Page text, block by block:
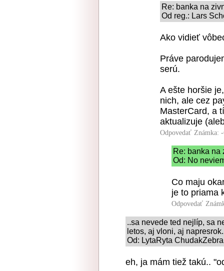
Re: banka na
Od reg.: Lars
Ako vidieť
Práve
serú.
A ešte horšie
nich, ale cez
MasterCard, a
aktualizuje
Odpovedať Známka:
Re: banka na
Od: No
Co maju
je to priama
Odpovedať
..sa nevede ted nejlíp, sa
letos, aj vloni, aj
Od: LytaRyta
eh, ja mám tiež takú..